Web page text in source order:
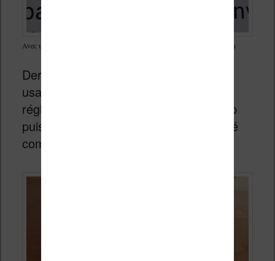
Avec un objectif macro, on peut prendre en photo le quadrillage de l’écran
Dernier point assez gênant pour mon
usage de la liseuse : l’éclairage, même
réglé au minimum, reste beaucoup trop
puissant pour un usage dans l’obscurité
complète.